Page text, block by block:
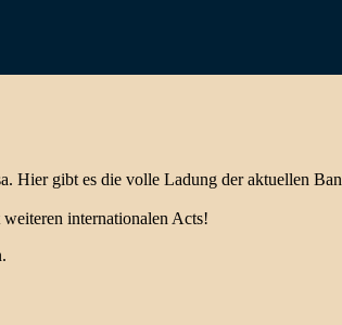
Hier gibt es die volle Ladung der aktuellen
internationalen Acts!